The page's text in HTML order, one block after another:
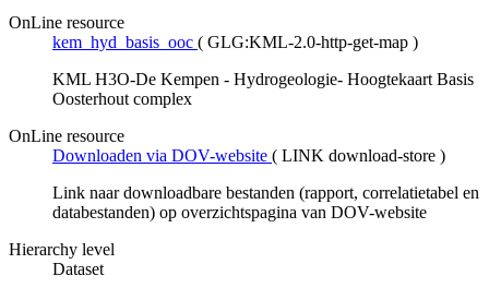
OnLine resource
kem_hyd_basis_ooc ( GLG:KML-2.0-http-get-map )
KML H3O-De Kempen - Hydrogeologie- Hoogtekaart Basis
Oosterhout complex
OnLine resource
Downloaden via DOV-website ( LINK download-store )
Link naar downloadbare bestanden (rapport, correlatietabel en
databestanden) op overzichtspagina van DOV-website
Hierarchy level
Dataset